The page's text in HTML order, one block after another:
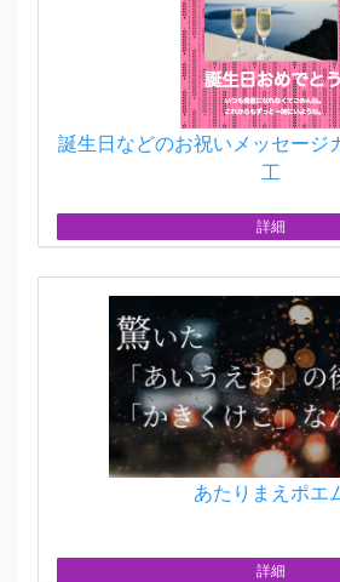
誕生日などのお祝いメッセージ
工
詳細
あたりまえポエ
詳細